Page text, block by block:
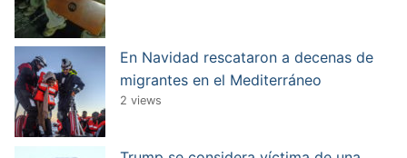
En Navidad rescataron a decenas de
migrantes en el Mediterráneo
2 views